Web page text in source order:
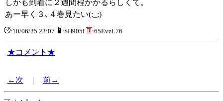
しかも到着に２週間程かかるらしくて。
あー早く３､４巻見たい(:_;)
:10/06/25 23:07 :SH905i :65EvzL76
★コメント★
←次 | 前→